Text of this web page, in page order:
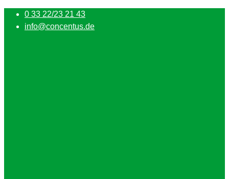
0 33 22/23 21 43
info@concentus.de